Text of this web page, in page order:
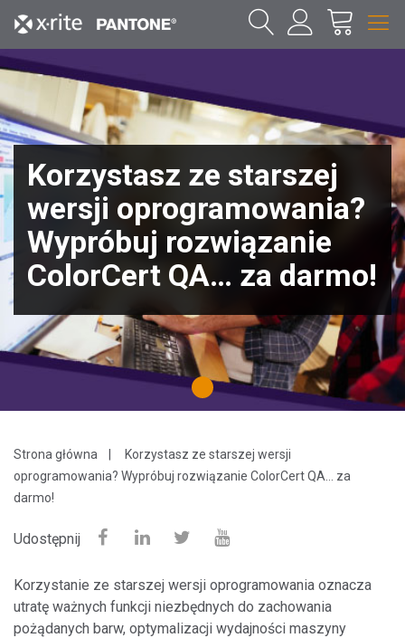
Korzystasz ze starszej
wersji oprogramowania?
Wypróbuj rozwiązanie
ColorCert QA… za darmo!
1
Strona główna
Korzystasz ze starszej wersji
oprogramowania? Wypróbuj rozwiązanie ColorCert QA… za
darmo!
Udostępnij
Korzystanie ze starszej wersji oprogramowania oznacza
utratę ważnych funkcji niezbędnych do zachowania
pożądanych barw, optymalizacji wydajności maszyny